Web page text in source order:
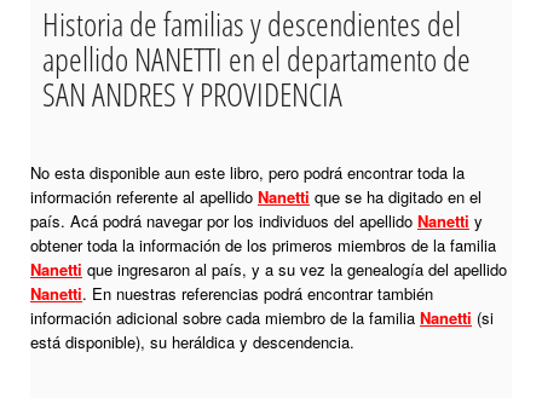
Historia de familias y descendientes del
apellido NANETTI en el departamento de
SAN ANDRES Y PROVIDENCIA
No esta disponible aun este libro, pero podrá encontrar toda la
información referente al apellido Nanetti que se ha digitado en el
país. Acá podrá navegar por los individuos del apellido Nanetti y
obtener toda la información de los primeros miembros de la familia
Nanetti que ingresaron al país, y a su vez la genealogía del apellido
Nanetti. En nuestras referencias podrá encontrar también
información adicional sobre cada miembro de la familia Nanetti (si
está disponible), su heráldica y descendencia.